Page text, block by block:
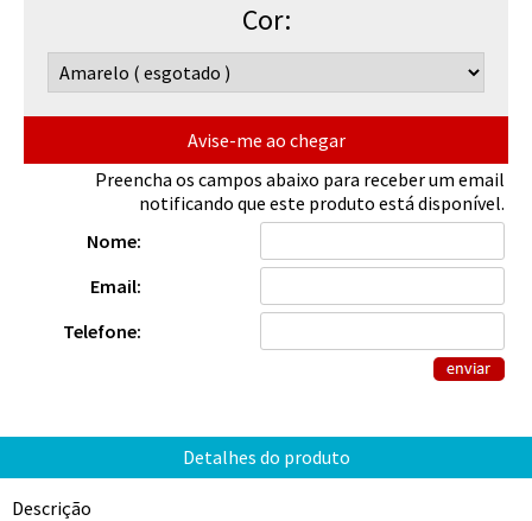
Cor:
Avise-me ao chegar
Preencha os campos abaixo para receber um email
notificando que este produto está disponível.
Nome:
Email:
Telefone:
Descrição